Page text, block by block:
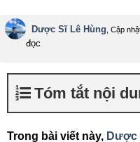
Dược Sĩ Lê Hùng , Cập
đọc
Tóm tắt nội
Trong bài viết này, Dược